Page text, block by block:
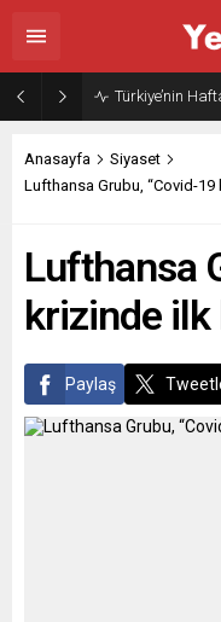
Türkiye’nin
Anasayfa
Siyaset
Lufthansa Grubu, “Covid-19
Lufthansa
krizinde ilk
Paylaş